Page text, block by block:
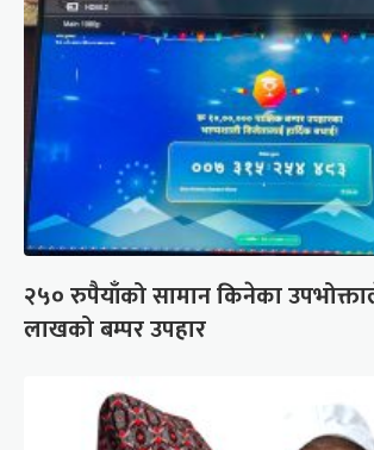
२५० रुपैयाँको सामान किनेका
लाखको बम्पर उपहार